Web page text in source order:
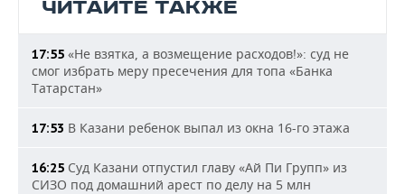
ЧИТАЙТЕ ТАКЖЕ
17:55 «Не взятка, а возмещение расходов!»: суд не
смог избрать меру пресечения для топа «Банка
Татарстан»
17:53 В Казани ребенок выпал из окна 16-го этажа
16:25 Суд Казани отпустил главу «Ай Пи Групп» из
СИЗО под домашний арест по делу на 5 млн